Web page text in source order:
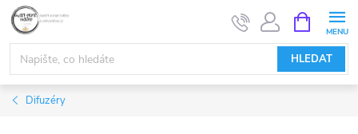
Přejít
obsah
HLEDAT
NÁKUPNÍ
KOŠÍK
Difuzéry